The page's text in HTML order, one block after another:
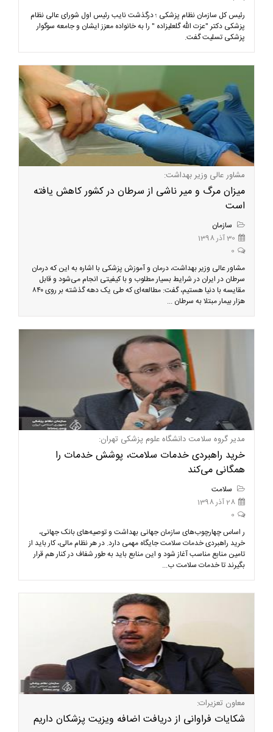
رئیس کل سازمان نظام پزشکی ؛ درگذشت نایب رئیس اول شورای عالی نظام
پزشکی دکتر "عزت الله گلعلیزاده " را به خانواده معزز ایشان و جامعه سوگوار
پزشکی تسلیت گفت.
مشاور عالی وزیر بهداشت:
میزان مرگ و میر ناشی از سرطان در کشور کاهش یافته
است
سازمان
30 آذر 1398
0
مشاور عالی وزیر بهداشت، درمان و آموزش پزشکی با اشاره به این که درمان
سرطان در ایران در شرایط بسیار مطلوب و با کیفیتی انجام می‌شود و قابل
مقایسه با دنیا هستیم، گفت: مطالعه‌ای که طی یک دهه گذشته بر روی ۸۴۰
هزار بیمار مبتلا به سرطان ...
مدیر گروه سلامت دانشگاه علوم پزشکی تهران:
خرید راهبردی خدمات سلامت،‌ پوشش خدمات را
همگانی می‌کند
سلامت
28 آذر 1398
0
ر اساس چهارچوب‌های سازمان جهانی بهداشت و توصیه‌های بانک جهانی،
خرید راهبردی خدمات سلامت جایگاه مهمی دارد. در هر نظام مالی، کار باید از
تامین منابع مناسب آغاز شود و این منابع باید به طور شفاف در کنار هم قرار
بگیرند تا خدمات سلامت ب...
معاون تعزیرات:
شکایات فراوانی از دریافت اضافه ویزیت پزشکان داریم